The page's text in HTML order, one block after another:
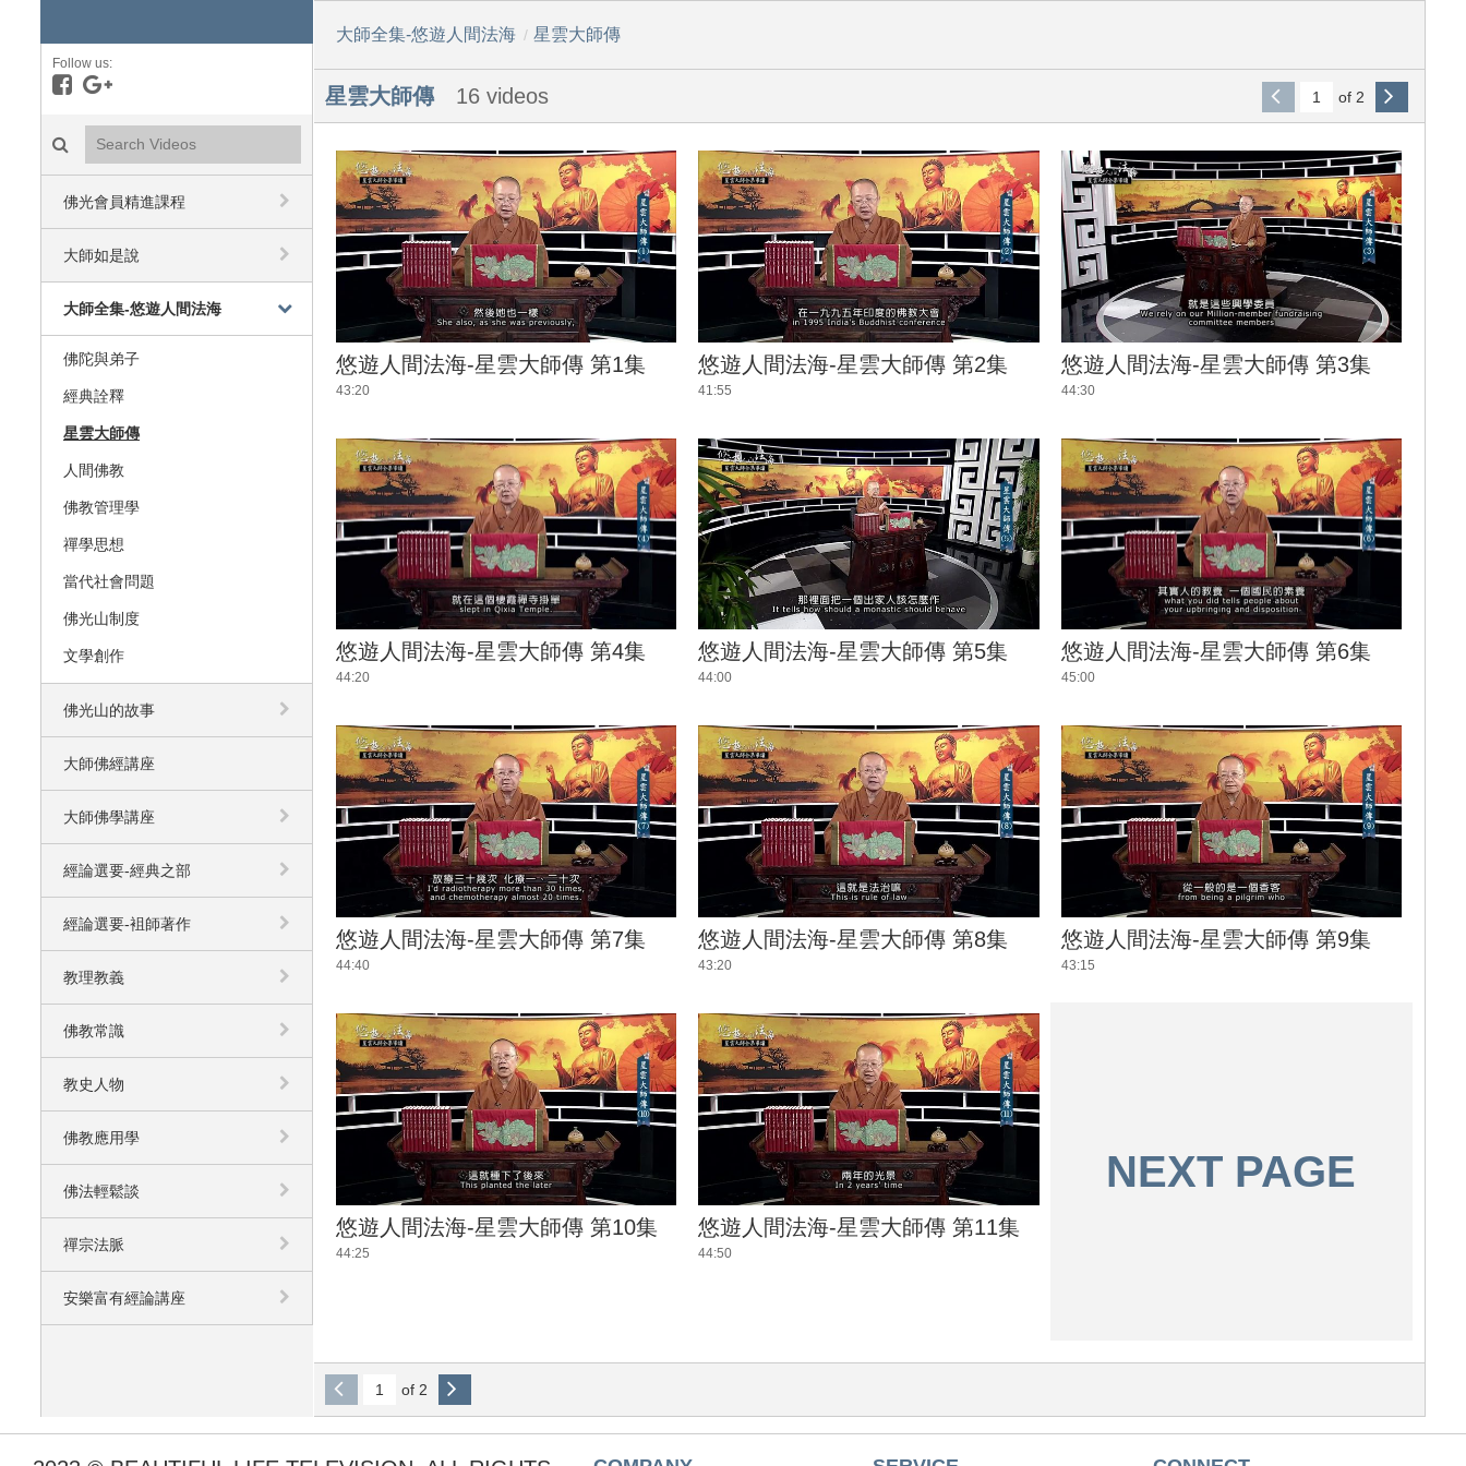
Follow us:
Like on Facebook
Follow on Google+
Search videos icon
佛光會員精進課程
大師如是說
大師全集-悠遊人間法海
佛陀與弟子
經典詮釋
星雲大師傳
人間佛教
佛教管理學
禪學思想
當代社會問題
佛光山制度
文學創作
佛光山的故事
大師佛經講座
大師佛學講座
經論選要-經典之部
經論選要-袓師著作
教理教義
佛教常識
教史人物
佛教應用學
佛法輕鬆談
禪宗法脈
安樂富有經論講座
大師全集-悠遊人間法海 / 星雲大師傳
星雲大師傳 16 videos of 2
悠遊人間法海-星雲大師傳 第1集
43:20
悠遊人間法海-星雲大師傳 第2集
41:55
悠遊人間法海-星雲大師傳 第3集
44:30
悠遊人間法海-星雲大師傳 第4集
44:20
悠遊人間法海-星雲大師傳 第5集
44:00
悠遊人間法海-星雲大師傳 第6集
45:00
悠遊人間法海-星雲大師傳 第7集
44:40
悠遊人間法海-星雲大師傳 第8集
43:20
悠遊人間法海-星雲大師傳 第9集
43:15
悠遊人間法海-星雲大師傳 第10集
44:25
悠遊人間法海-星雲大師傳 第11集
44:50
NEXT PAGE
of 2